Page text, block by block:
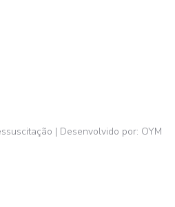
| Desenvolvido por: OYM